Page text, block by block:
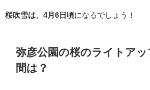
桜吹雪は、4月6日頃になるでしょう！
弥彦公園の桜のライトア
間は？